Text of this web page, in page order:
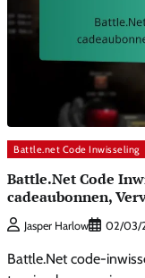
Battle.net Code Inwisseling
Battle.Net Code
cadeaubonnen,
Jasper Harlow 02/03/
Battle.Net code-